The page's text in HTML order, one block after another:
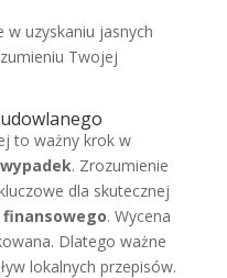
uzyskaniu jasnych
Twojej
to ważny krok w
. Zrozumienie
dla skutecznej
. Wycena
Dlatego ważne
lokalnych przepisów.